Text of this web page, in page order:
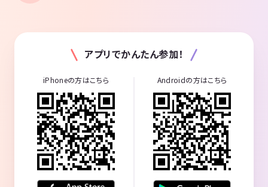
アプリでかんたん参加！
iPhoneの方はこちら Androidの方はこちら